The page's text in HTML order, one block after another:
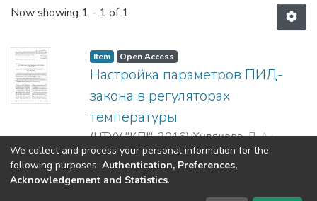
Now showing 1 - 1 of 1
Item Open Access
Настройка параметров ПИД-
закона в регуляторах
температуры
(НТУУ "КПІ",2016)Худякова, Л. А.;
Шовгенюк, Ю. В.;Сташкевич, В. Ф.
Кулахметов, Д. Р.;Худякова, Л. О.
Шовгенюк, Ю. В.
Show more
We collect and process your personal information for the
following purposes: Authentication, Preferences,
Acknowledgement and Statistics.